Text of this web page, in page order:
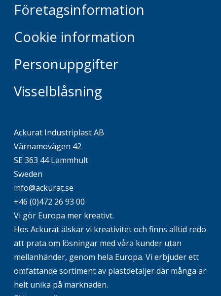
Företagsinformation
Cookie information
Personuppgifter
Visselblåsning
Ackurat Industriplast AB
Värnamovägen 42
SE 363 44 Lammhult
Sweden
info@ackurat.se
+46 (0)472 26 93 00
Vi gör Europa mer kreativt.
Hos Ackurat älskar vi kreativitet och finns alltid redo
att prata om lösningar med våra kunder utan
mellanhänder, genom hela Europa. Vi erbjuder ett
omfattande sortiment av plastdetaljer där många är
helt unika på marknaden.